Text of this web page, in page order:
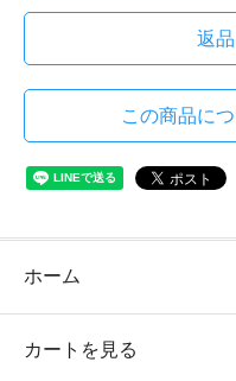
返
この商品に
ホーム
カートを見る